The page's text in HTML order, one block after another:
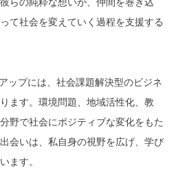
て社会を変えていく過程を支援する
ップには、社会課題解決型のビジネ
ます。環境問題、地域活性化、教
野で社会にポジティブな変化をもた
会いは、私自身の視野を広げ、学び
ます。